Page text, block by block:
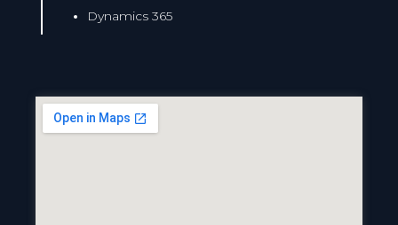
Dynamics 365